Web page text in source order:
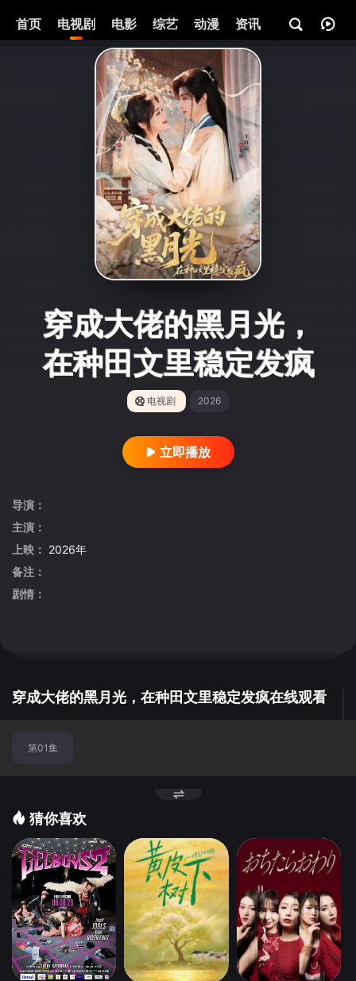
首页 电视剧 电影 综艺 动漫 资讯
穿成大佬的黑月光，
在种田文里稳定发疯
电视剧 2026
立即播放
导演：
主演：
上映： 2026年
备注：
剧情：
穿成大佬的黑月光，在种田文里稳定发疯在线观看
切
第01集
猜你喜欢